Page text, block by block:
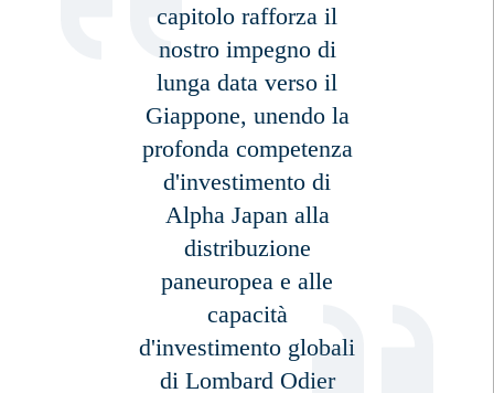
capitolo rafforza il
nostro impegno di
lunga data verso il
Giappone, unendo la
profonda competenza
d'investimento di
Alpha Japan alla
distribuzione
paneuropea e alle
capacità
d'investimento globali
di Lombard Odier